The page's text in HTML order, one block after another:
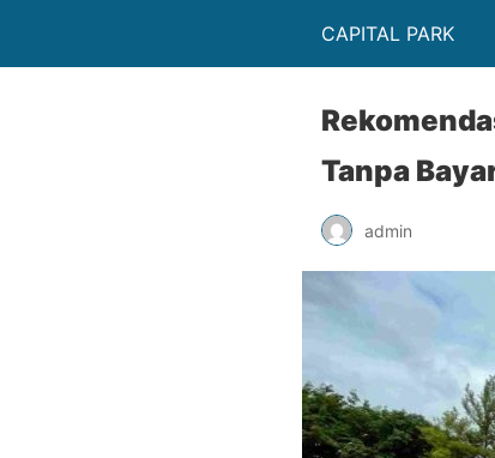
CAPITAL PARK
Tanpa
admin